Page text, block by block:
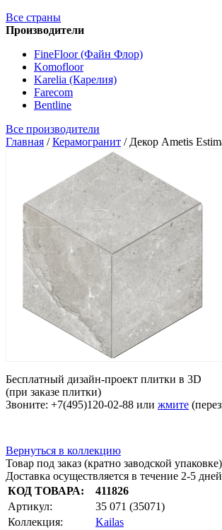
Все страны
Производители
FineFloor (Файн Флор)
Komofloor
Karelia (Карелия)
Farecom
Bentline
Все производители
Главная /Керамогранит / Декор Ametis
Бесплатный дизайн-проект плитки в 3D
(при заказе плитки)
Звоните: +7(495)120-02-88 или жмите
Вернуться в коллекцию
Товар под заказ (кратно заводской
Доставка осуществляется в течение 2-5
КОД ТОВАРА:
411826
Артикул:
35 071 (35071)
Коллекция:
Kailas